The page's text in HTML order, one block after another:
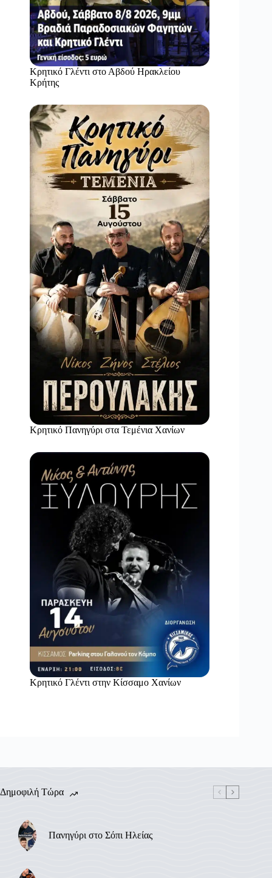
Κρητικό Γλέντι στο Αβδού Ηρακλείου
Κρήτης
Κρητικό Πανηγύρι στα Τεμένια Χανίων
Κρητικό Γλέντι στην Κίσσαμο Χανίων
Δημοφιλή Τώρα
Πανηγύρι στο Σόπι Ηλείας